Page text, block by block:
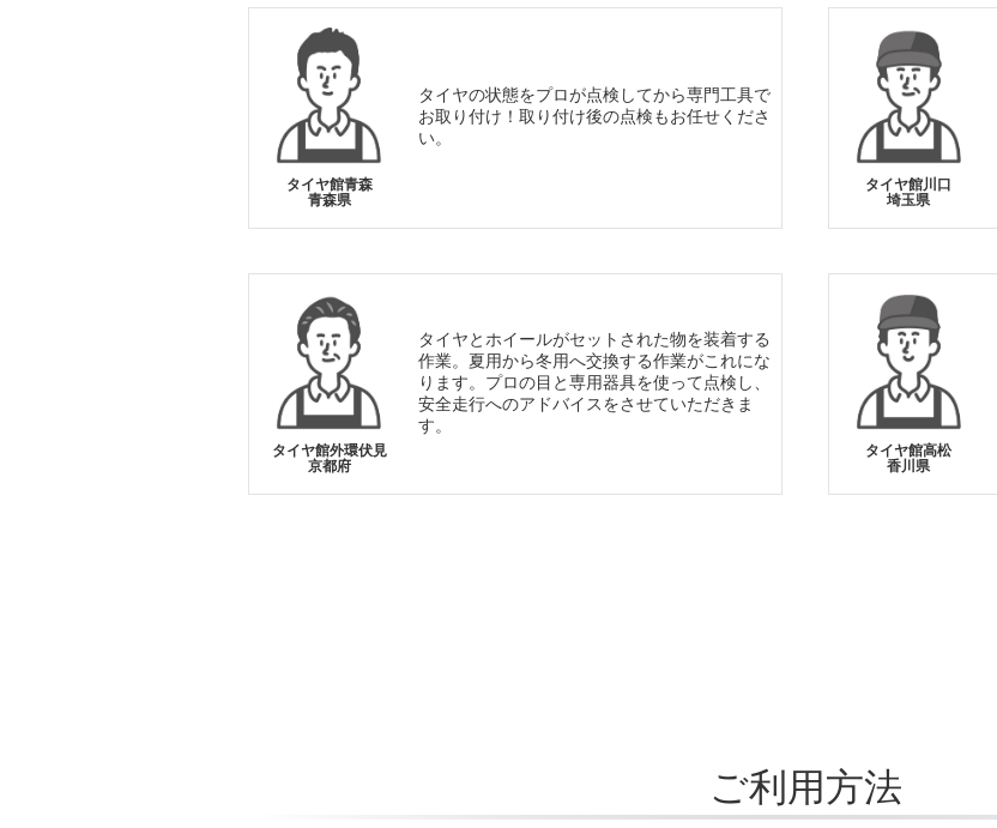
タイヤ館青森
青森県
タイヤの状態をプロが点検してから専門工具で
お取り付け！取り付け後の点検もお任せくださ
い。
タイヤ館川口
埼玉県
タイヤ館外環伏見
京都府
タイヤとホイールがセットされた物を装着する
作業。夏用から冬用へ交換する作業がこれにな
ります。プロの目と専用器具を使って点検し、
安全走行へのアドバイスをさせていただきま
す。
タイヤ館高松
香川県
ご利用方法